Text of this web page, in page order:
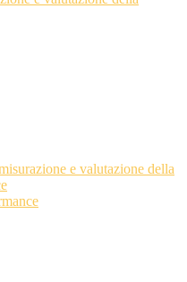
e valutazione della